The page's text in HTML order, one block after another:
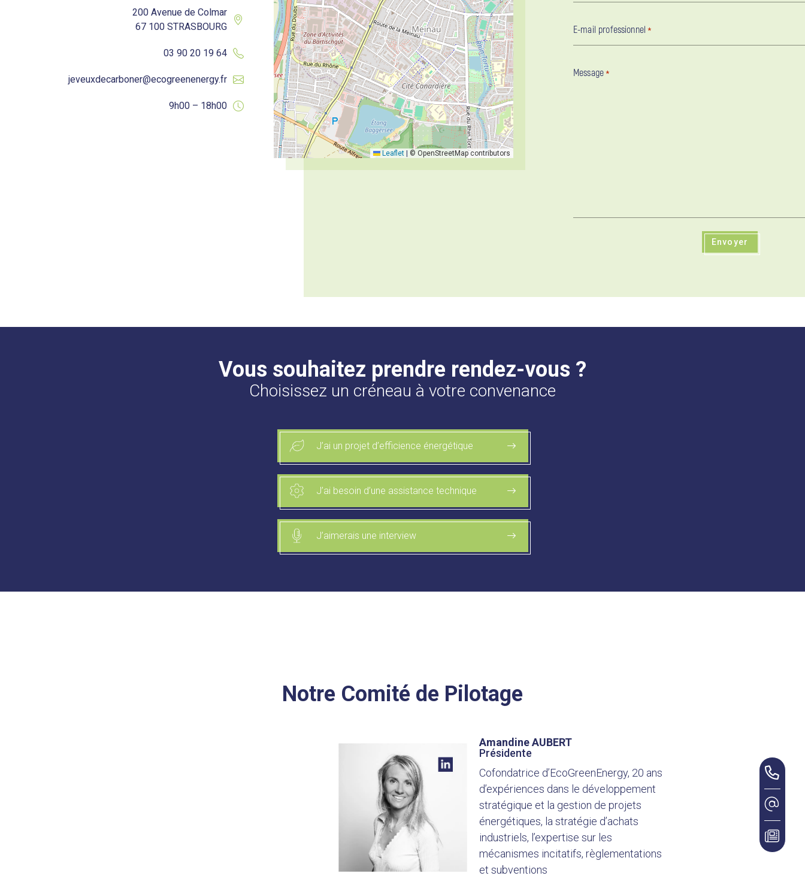
200 Avenue de Colmar
67 100 STRASBOURG
03 90 20 19 64
jeveuxdecarboner@ecogreenenergy.fr
9h00 – 18h00
Leaflet | © OpenStreetMap contributors
E-mail professionnel *
Message *
Envoyer
Vous souhaitez prendre rendez-vous ?
Choisissez un créneau à votre convenance
J’ai un projet d’efficience énergétique
J’ai besoin d’une assistance technique
J’aimerais une interview
Notre Comité de Pilotage
Amandine AUBERT
Présidente
Cofondatrice d’EcoGreenEnergy, 20 ans
d’expériences dans le développement
stratégique et la gestion de projets
énergétiques, la stratégie d’achats
industriels, l’expertise sur les
mécanismes incitatifs, règlementations
et subventions